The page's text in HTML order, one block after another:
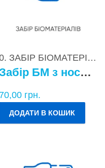
0. ЗАБІР БІОМАТЕРІАЛІВ
Забір БМ з носоглотки
70,00 грн.
ДОДАТИ В КОШИК